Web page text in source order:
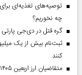
چه نخوریم؟
گره قتل در دی‌جی پارتی با ۵۰ قسم باز
ثبت‌نام بیش از یک
کنند